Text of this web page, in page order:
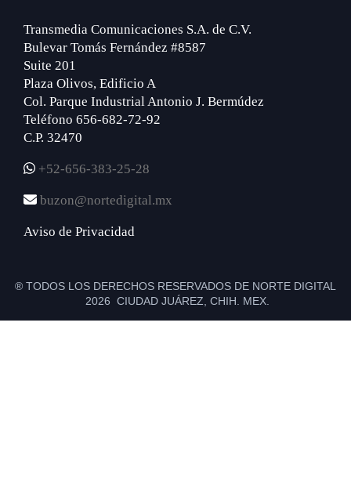
Transmedia Comunicaciones S.A. de C.V.
Bulevar Tomás Fernández #8587
Suite 201
Plaza Olivos, Edificio A
Col. Parque Industrial Antonio J. Bermúdez
Teléfono 656-682-72-92
C.P. 32470
+52-656-383-25-28
buzon@nortedigital.mx
Aviso de Privacidad
® TODOS LOS DERECHOS RESERVADOS DE NORTE DIGITAL
2026 CIUDAD JUÁREZ, CHIH. MEX.